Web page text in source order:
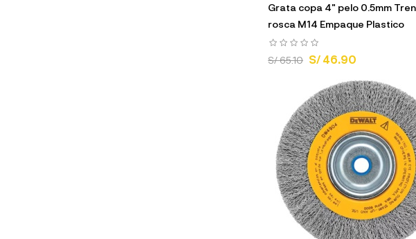
Grata copa 4" pelo 0.5mm
rosca M14 Empaque Plastico
S/ 65.10 S/ 46.90